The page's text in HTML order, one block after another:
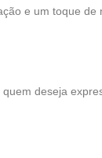
e um toque
deseja